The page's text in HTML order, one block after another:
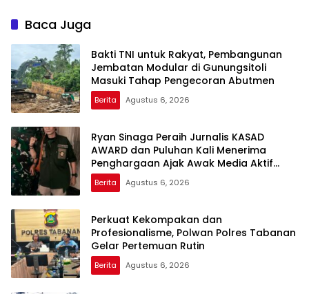
Baca Juga
Bakti TNI untuk Rakyat, Pembangunan
Jembatan Modular di Gunungsitoli
Masuki Tahap Pengecoran Abutmen
Berita Agustus 6, 2026
Ryan Sinaga Peraih Jurnalis KASAD
AWARD dan Puluhan Kali Menerima
Penghargaan Ajak Awak Media Aktif
Publikasi Kegiatan TNI
Berita Agustus 6, 2026
Perkuat Kekompakan dan
Profesionalisme, Polwan Polres Tabanan
Gelar Pertemuan Rutin
Berita Agustus 6, 2026